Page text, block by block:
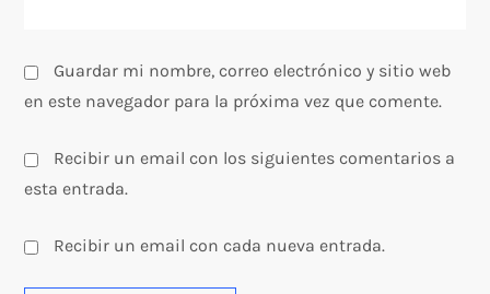
s
Guardar mi nombre, correo electrónico y sitio web
en este navegador para la próxima vez que comente.
Recibir un email con los siguientes comentarios a
esta entrada.
Recibir un email con cada nueva entrada.